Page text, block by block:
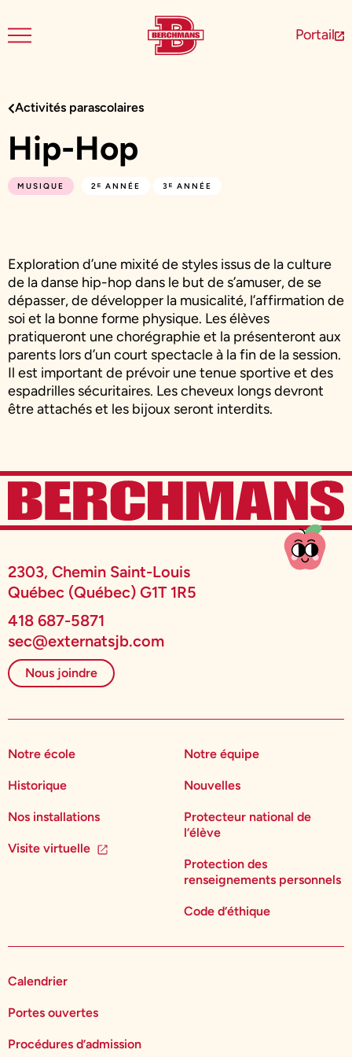
Portail
Activités parascolaires
Hip-Hop
MUSIQUE 2ᴱ ANNÉE 3ᴱ ANNÉE
Exploration d’une mixité de styles issus de la culture
de la danse hip-hop dans le but de s’amuser, de se
dépasser, de développer la musicalité, l’affirmation de
soi et la bonne forme physique. Les élèves
pratiqueront une chorégraphie et la présenteront aux
parents lors d’un court spectacle à la fin de la session.
Il est important de prévoir une tenue sportive et des
espadrilles sécuritaires. Les cheveux longs devront
être attachés et les bijoux seront interdits.
2303, Chemin Saint-Louis
Québec (Québec) G1T 1R5
418 687-5871
sec@externatsjb.com
Nous joindre
Notre école
Historique
Nos installations
Visite virtuelle
Notre équipe
Nouvelles
Protecteur national de
l’élève
Protection des
renseignements personnels
Code d’éthique
Calendrier
Portes ouvertes
Procédures d’admission